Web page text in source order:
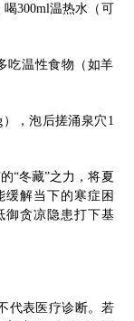
300ml温热水（可
吃温性食物（如羊
，泡后搓涌泉穴1
“冬藏”之力，将夏
解当下的寒症困
御贪凉隐患打下基
代表医疗诊断。若